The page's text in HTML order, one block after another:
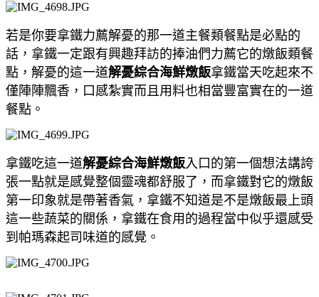
若是你要拿鐵力薦解憂的那一道主餐類餐點是必點的
話，拿鐵一定跟有興趣拜訪的捧油們力薦它的燉飯類餐
點，解憂的這一道解憂綜合海鮮燉飯拿鐵當天吃起來不
僅陣陣飄香，口感紮實而且用料也相當豐富實在的一道
餐點。
拿鐵吃這一道解憂綜合海鮮燉飯入口的第一個想法講誇
張一點就是感覺整個靈魂都舒服了，而拿鐵對它的燉飯
第一印象就是帶著香氣，拿鐵不知道是不是燉飯最上頭
這一些蔬菜的關係，拿鐵在食用的過程當中似乎還感受
到帕瑪森起司味道的感覺。